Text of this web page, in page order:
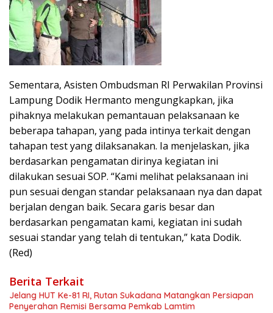
Sementara, Asisten Ombudsman RI Perwakilan Provinsi
Lampung Dodik Hermanto mengungkapkan, jika
pihaknya melakukan pemantauan pelaksanaan ke
beberapa tahapan, yang pada intinya terkait dengan
tahapan test yang dilaksanakan. Ia menjelaskan, jika
berdasarkan pengamatan dirinya kegiatan ini
dilakukan sesuai SOP. “Kami melihat pelaksanaan ini
pun sesuai dengan standar pelaksanaan nya dan dapat
berjalan dengan baik. Secara garis besar dan
berdasarkan pengamatan kami, kegiatan ini sudah
sesuai standar yang telah di tentukan,” kata Dodik.
(Red)
Berita Terkait
Jelang HUT Ke-81 RI, Rutan Sukadana Matangkan Persiapan
Penyerahan Remisi Bersama Pemkab Lamtim